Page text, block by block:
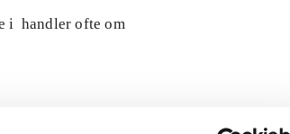
i handler ofte om